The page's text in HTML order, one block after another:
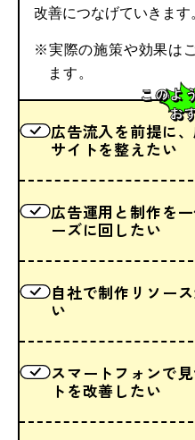
改善につなげていきます
※実際の施策や効果は
ます。
このよ
お
広告流入を前提に
サイトを整えたい
広告運用と制作を
ーズに回したい
自社で制作リソー
い
スマートフォンで
トを改善したい